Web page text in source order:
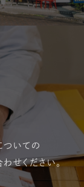
ついての
せください。